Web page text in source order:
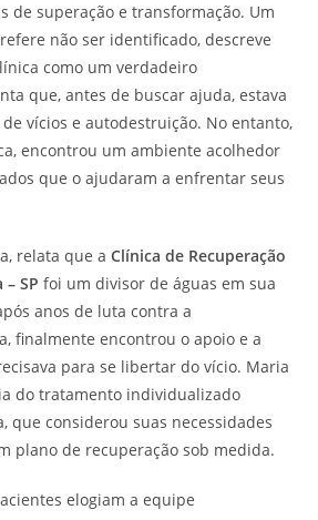
de superação e transformação. Um
não ser identificado, descreve
como um verdadeiro
que, antes de buscar ajuda, estava
vícios e autodestruição. No entanto,
encontrou um ambiente acolhedor
que o ajudaram a enfrentar seus
relata que aClínica de Recuperação
SP foi um divisor de águas em sua
anos de luta contra a
finalmente encontrou o apoio e a
para se libertar do vício. Maria
do tratamento individualizado
que considerou suas necessidades
plano de recuperação sob medida.
elogiam a equipe